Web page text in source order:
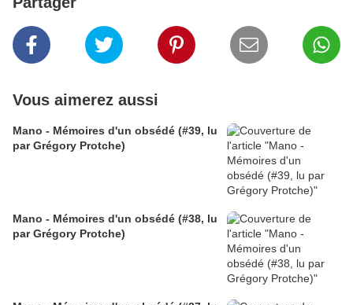
Vous aimerez aussi
Mano - Mémoires d'un obsédé (#39, lu
par Grégory Protche)
Mano - Mémoires d'un obsédé (#38, lu
par Grégory Protche)